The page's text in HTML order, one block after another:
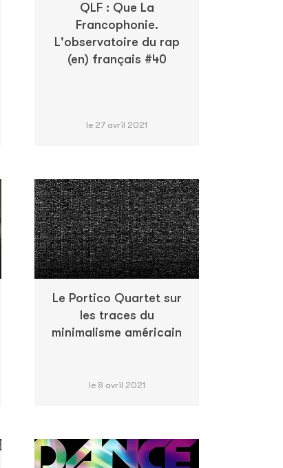
QLF : Que La
Francophonie.
L'observatoire du rap
(en) français #40
le 27 avril 2021
Le Portico Quartet sur
les traces du
minimalisme américain
le 8 avril 2021